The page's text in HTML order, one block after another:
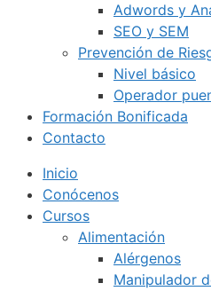
Adwords y
SEO y SEM
Prevención de
Nivel básico
Operador
Formación Bonificada
Contacto
Inicio
Conócenos
Cursos
Alimentación
Alérgenos
Manipulador